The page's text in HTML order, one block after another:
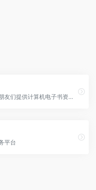
码农之家为程序员朋友们提供计算机电子书资源免费下载，打造成编程电子书的专业网站，精选计算机pdf电子书内容并推荐有价值的视频教程内容，为大家学习编程和计算机知识节省成本。
平台